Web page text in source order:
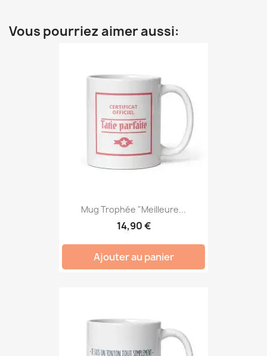
Vous pourriez aimer aussi:
Mug Trophée "Meilleure...
14,90 €
Ajouter au panier